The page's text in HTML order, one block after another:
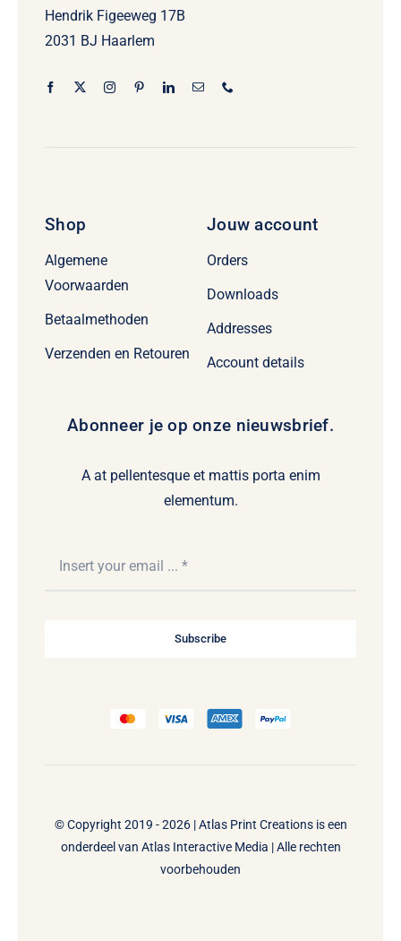
Hendrik Figeeweg 17B
2031 BJ Haarlem
Shop
Algemene
Voorwaarden
Betaalmethoden
Verzenden en Retouren
Jouw account
Orders
Downloads
Addresses
Account details
Abonneer je op onze nieuwsbrief.
A at pellentesque et mattis porta enim
elementum.
Subscribe
© Copyright 2019 - 2026 | Atlas Print Creations is een
onderdeel van Atlas Interactive Media | Alle rechten
voorbehouden